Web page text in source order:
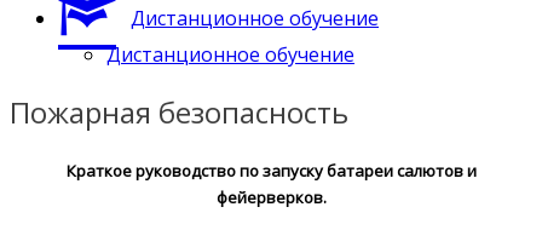
Дистанционное обучение
Дистанционное обучение
Пожарная безопасность
Краткое руководство по запуску батареи салютов и
фейерверков.